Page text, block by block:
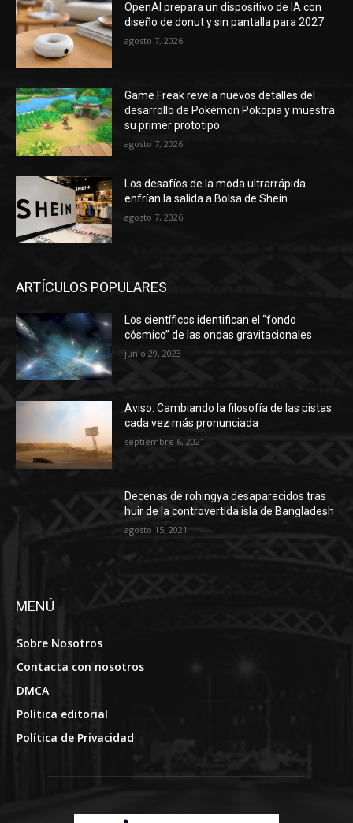
OpenAI prepara un dispositivo de IA con
diseño de donut y sin pantalla para 2027
agosto 7, 2026
Game Freak revela nuevos detalles del
desarrollo de Pokémon Pokopia y muestra
su primer prototipo
agosto 7, 2026
Los desafíos de la moda ultrarrápida
enfrían la salida a Bolsa de Shein
agosto 7, 2026
ARTÍCULOS POPULARES
Los científicos identifican el “fondo
cósmico” de las ondas gravitacionales
junio 29, 2023
Aviso: Cambiando la filosofía de las pistas
cada vez más pronunciada
septiembre 6, 2021
Decenas de rohingya desaparecidos tras
huir de la controvertida isla de Bangladesh
agosto 15, 2021
MENÚ
Sobre Nosotros
Contacta con nosotros
DMCA
Política editorial
Política de Privacidad